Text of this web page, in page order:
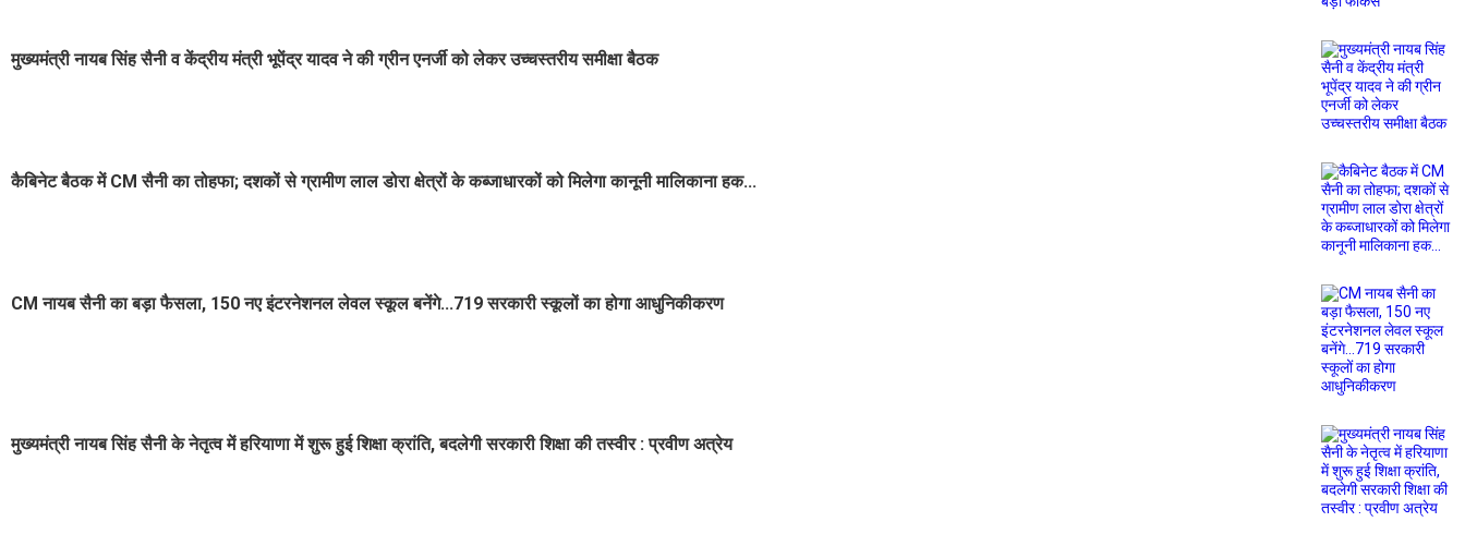
मुख्यमंत्री नायब सिंह सैनी व केंद्रीय मंत्री भूपेंद्र यादव ने की ग्रीन एनर्जी को लेकर उच्चस्तरीय समीक्षा बैठक
कैबिनेट बैठक में CM सैनी का तोहफा; दशकों से ग्रामीण लाल डोरा क्षेत्रों के कब्जाधारकों को मिलेगा कानूनी मालिकाना हक...
CM नायब सैनी का बड़ा फैसला, 150 नए इंटरनेशनल लेवल स्कूल बनेंगे...719 सरकारी स्कूलों का होगा आधुनिकीकरण
मुख्यमंत्री नायब सिंह सैनी के नेतृत्व में हरियाणा में शुरू हुई शिक्षा क्रांति, बदलेगी सरकारी शिक्षा की तस्वीर : प्रवीण अत्रेय